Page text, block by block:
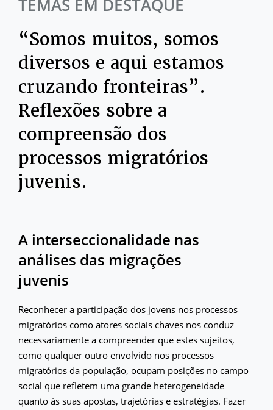
TEMAS EM DESTAQUE
“Somos muitos, somos
diversos e aqui estamos
cruzando fronteiras”.
Reflexões sobre a
compreensão dos
processos migratórios
juvenis.
A interseccionalidade nas
análises das migrações
juvenis
Reconhecer a participação dos jovens nos processos
migratórios como atores sociais chaves nos conduz
necessariamente a compreender que estes sujeitos,
como qualquer outro envolvido nos processos
migratórios da população, ocupam posições no campo
social que refletem uma grande heterogeneidade
quanto às suas apostas, trajetórias e estratégias. Fazer